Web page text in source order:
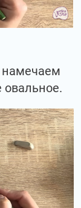
намечаем